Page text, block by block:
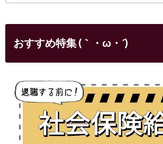
おすすめ特集 (｀・ω・´)ゞ